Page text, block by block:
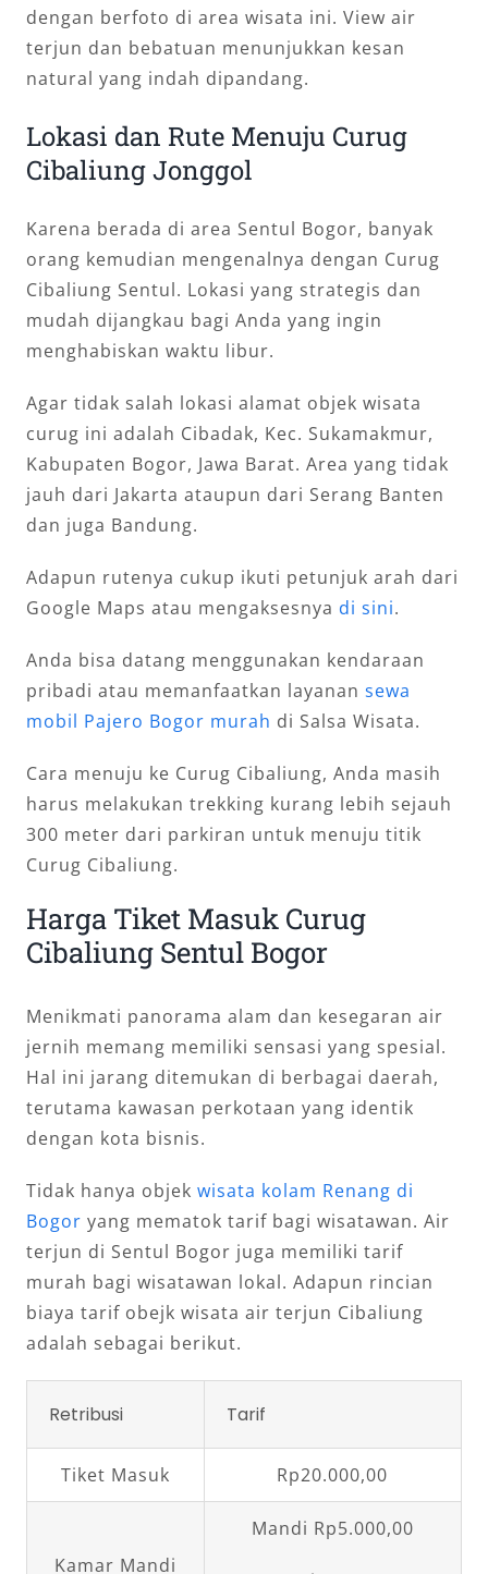
dengan berfoto di area wisata ini. View air
terjun dan bebatuan menunjukkan kesan
natural yang indah dipandang.
Lokasi dan Rute Menuju Curug
Cibaliung Jonggol
Karena berada di area Sentul Bogor, banyak
orang kemudian mengenalnya dengan Curug
Cibaliung Sentul. Lokasi yang strategis dan
mudah dijangkau bagi Anda yang ingin
menghabiskan waktu libur.
Agar tidak salah lokasi alamat objek wisata
curug ini adalah Cibadak, Kec. Sukamakmur,
Kabupaten Bogor, Jawa Barat. Area yang tidak
jauh dari Jakarta ataupun dari Serang Banten
dan juga Bandung.
Adapun rutenya cukup ikuti petunjuk arah dari
Google Maps atau mengaksesnya di sini.
Anda bisa datang menggunakan kendaraan
pribadi atau memanfaatkan layanan sewa
mobil Pajero Bogor murah di Salsa Wisata.
Cara menuju ke Curug Cibaliung, Anda masih
harus melakukan trekking kurang lebih sejauh
300 meter dari parkiran untuk menuju titik
Curug Cibaliung.
Harga Tiket Masuk Curug
Cibaliung Sentul Bogor
Menikmati panorama alam dan kesegaran air
jernih memang memiliki sensasi yang spesial.
Hal ini jarang ditemukan di berbagai daerah,
terutama kawasan perkotaan yang identik
dengan kota bisnis.
Tidak hanya objek wisata kolam Renang di
Bogor yang mematok tarif bagi wisatawan. Air
terjun di Sentul Bogor juga memiliki tarif
murah bagi wisatawan lokal. Adapun rincian
biaya tarif obejk wisata air terjun Cibaliung
adalah sebagai berikut.
Retribusi Tarif
Tiket Masuk Rp20.000,00
Kamar Mandi
Mandi Rp5.000,00